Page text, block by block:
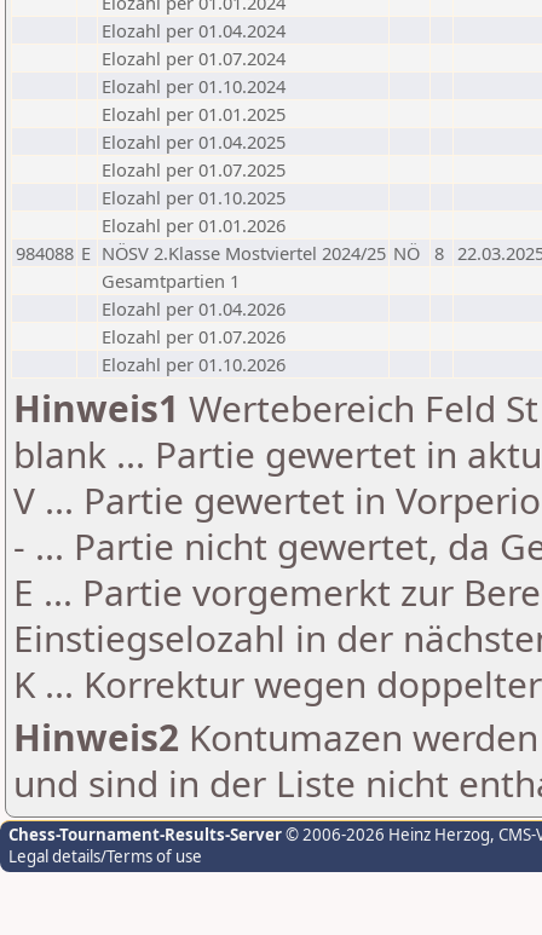
Elozahl per 01.04.2024
Elozahl per 01.07.2024
Elozahl per 01.10.2024
Elozahl per 01.01.2025
Elozahl per 01.04.2025
Elozahl per 01.07.2025
Elozahl per 01.10.2025
Elozahl per 01.01.2026
984088 E NÖSV 2.Klasse Mostviertel 2024/25 NÖ 8
Gesamtpartien 1
Elozahl per 01.04.2026
Elozahl per 01.07.2026
Elozahl per 01.10.2026
Hinweis1 Wertebereich Feld
blank ... Partie gewertet in
V ... Partie gewertet in
- ... Partie nicht gewertet, da
E ... Partie vorgemerkt zur
Einstiegselozahl in der
K ... Korrektur wegen
Hinweis2 Kontumazen
und sind in der Liste nicht
Chess-Tournament-Results-Server© 2006-2026 Heinz Herzog,
Legal details/Terms of use